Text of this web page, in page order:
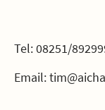
Tel: 08251/
Email: